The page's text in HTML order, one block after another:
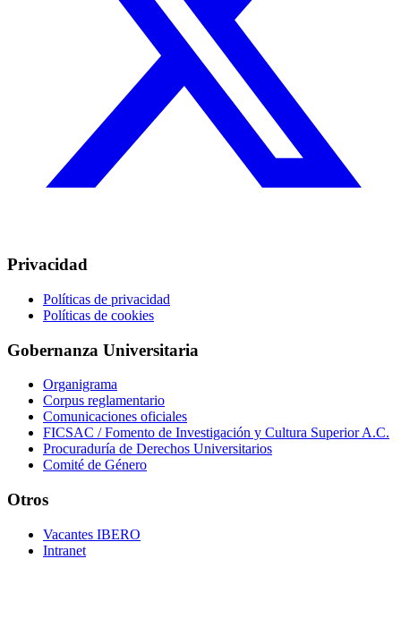
Privacidad
Políticas de privacidad
Políticas de cookies
Gobernanza Universitaria
Organigrama
Corpus reglamentario
Comunicaciones oficiales
FICSAC / Fomento de Investigación y Cultura Superior A.C.
Procuraduría de Derechos Universitarios
Comité de Género
Otros
Vacantes IBERO
Intranet